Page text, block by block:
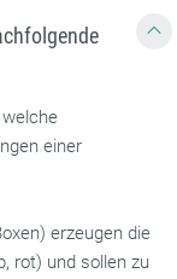
einer
erzeugen die
rot) und sollen zu